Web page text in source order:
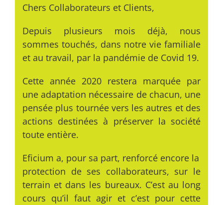
Chers Collaborateurs et Clients,
Depuis plusieurs mois déjà, nous
sommes touchés, dans notre vie familiale
et au travail, par la pandémie de Covid 19.
Cette année 2020 restera marquée par
une adaptation nécessaire de chacun, une
pensée plus tournée vers les autres et des
actions destinées à préserver la société
toute entière.
Eficium a, pour sa part, renforcé encore la
protection de ses collaborateurs, sur le
terrain et dans les bureaux. C’est au long
cours qu’il faut agir et c’est pour cette